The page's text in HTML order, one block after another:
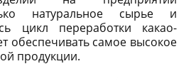
натуральное сырье и
цикл переработки какао-
обеспечивать самое высокое
продукции.